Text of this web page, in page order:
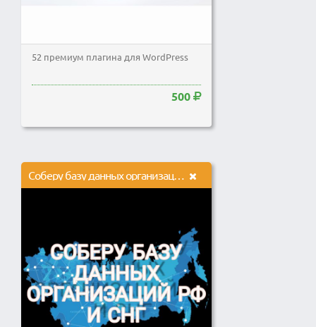
52 премиум плагина для WordPress
500
Соберу базу данных организаций в любом городе РФ и СНГ